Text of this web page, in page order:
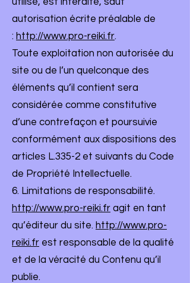
autorisation écrite préalable de
: http://www.pro-reiki.fr.
Toute exploitation non autorisée du
site ou de l’un quelconque des
éléments qu’il contient sera
considérée comme constitutive
d’une contrefaçon et poursuivie
conformément aux dispositions des
articles L.335-2 et suivants du Code
de Propriété Intellectuelle.
6. Limitations de responsabilité.
http://www.pro-reiki.fr agit en tant
qu’éditeur du site. http://www.pro-
reiki.fr est responsable de la qualité
et de la véracité du Contenu qu’il
publie.